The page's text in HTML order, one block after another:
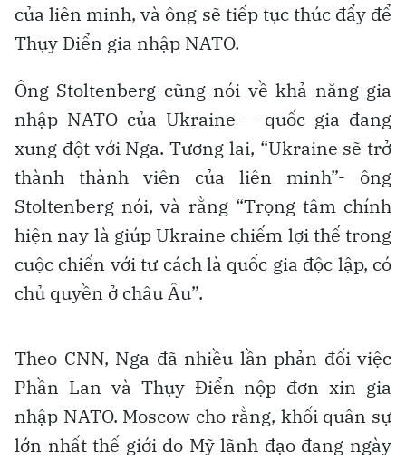
của liên minh, và ông sẽ tiếp tục thúc đẩy để
Thụy Điển gia nhập NATO.
Ông Stoltenberg cũng nói về khả năng gia
nhập NATO của Ukraine – quốc gia đang
xung đột với Nga. Tương lai, “Ukraine sẽ trở
thành thành viên của liên minh”- ông
Stoltenberg nói, và rằng “Trọng tâm chính
hiện nay là giúp Ukraine chiếm lợi thế trong
cuộc chiến với tư cách là quốc gia độc lập, có
chủ quyền ở châu Âu”.
Theo CNN, Nga đã nhiều lần phản đối việc
Phần Lan và Thụy Điển nộp đơn xin gia
nhập NATO. Moscow cho rằng, khối quân sự
lớn nhất thế giới do Mỹ lãnh đạo đang ngày